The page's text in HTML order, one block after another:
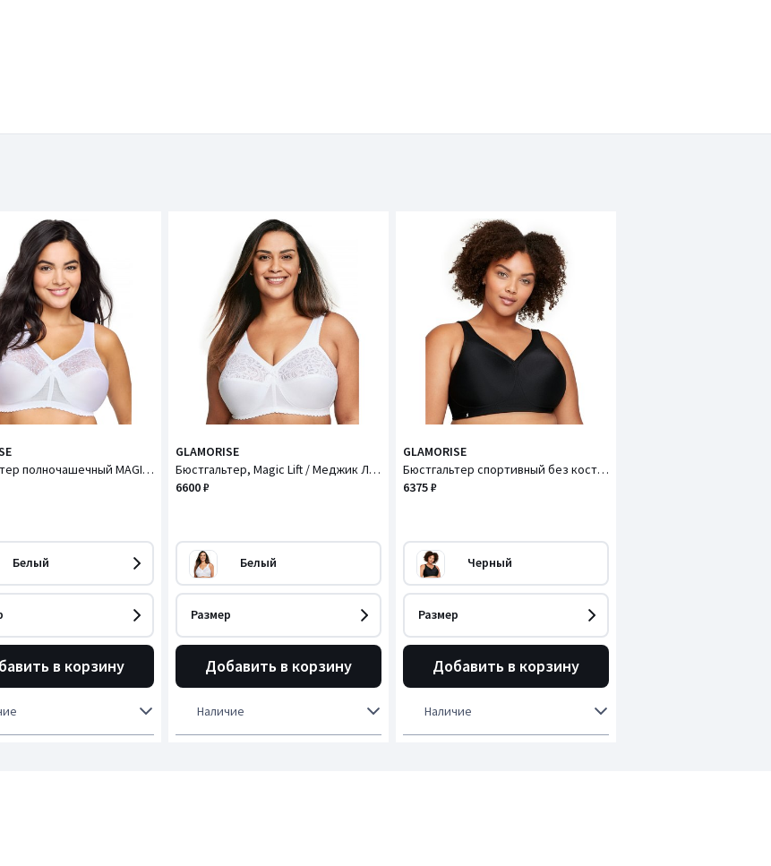
Бюстгальтер полночашечный MAGIC LIFT ORIGINAL / МЭДЖИК ЛИФТ ОРИДЖИНАЛ
Белый
в корзину
GLAMORISE
Бюстгальтер, Magic Lift / Меджик Лифт
6600 ₽
Белый
Размер
Добавить в корзину
Наличие
GLAMORISE
Бюстгальтер спортивный без косточек, Magic Lift / Меджик Лифт
6375 ₽
Черный
Размер
Добавить в корзину
Наличие